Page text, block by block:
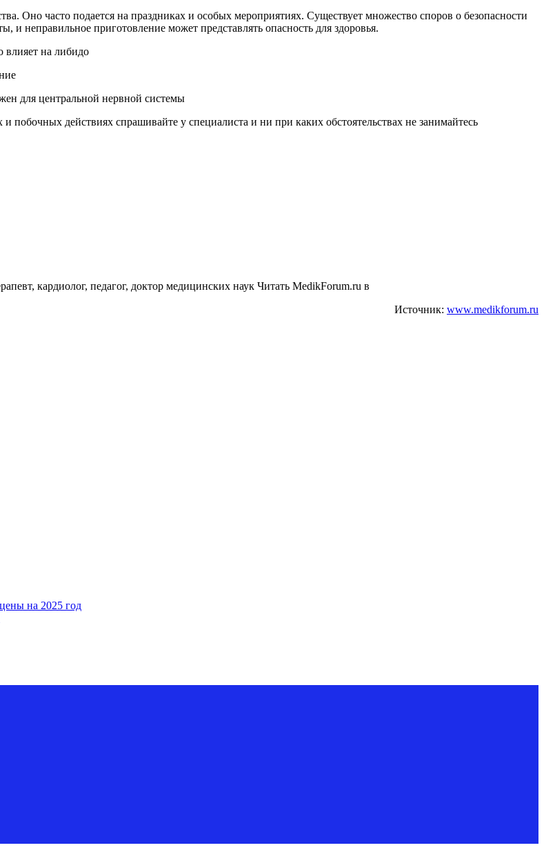
Оно часто подается на праздниках и особых мероприятиях. Существует множество споров о безопасности
неправильное приготовление может представлять опасность для здоровья.
влияет на либидо
для центральной нервной системы
действиях спрашивайте у специалиста и ни при каких обстоятельствах не занимайтесь
кардиолог, педагог, доктор медицинских наук Читать MedikForum.ru в
Источник: www.medikforum.ru
на 2025 год